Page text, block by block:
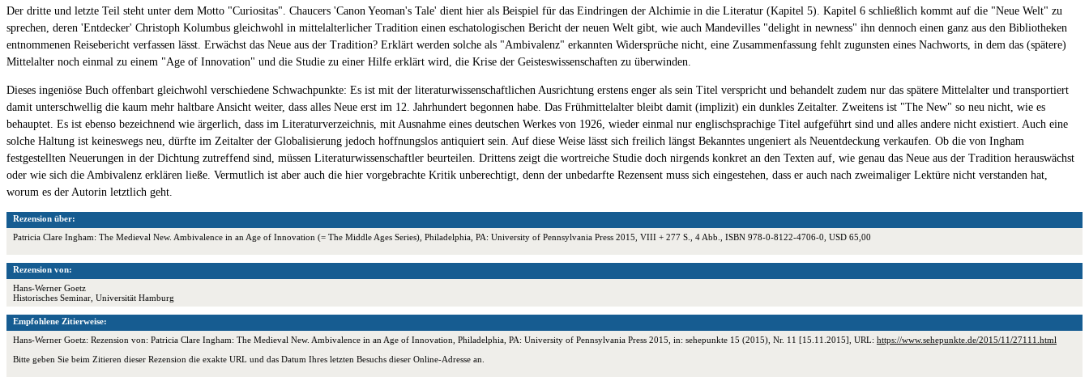
Der dritte und letzte Teil steht unter dem Motto "Curiositas". Chaucers 'Canon Yeoman's Tale' dient hier als Beispiel für das Eindringen der Alchimie in die Literatur (Kapitel 5). Kapitel 6 schließlich kommt auf die "Neue Welt" zu
sprechen, deren 'Entdecker' Christoph Kolumbus gleichwohl in mittelalterlicher Tradition einen eschatologischen Bericht der neuen Welt gibt, wie auch Mandevilles "delight in newness" ihn dennoch einen ganz aus den Bibliotheken
entnommenen Reisebericht verfassen lässt. Erwächst das Neue aus der Tradition? Erklärt werden solche als "Ambivalenz" erkannten Widersprüche nicht, eine Zusammenfassung fehlt zugunsten eines Nachworts, in dem das (spätere)
Mittelalter noch einmal zu einem "Age of Innovation" und die Studie zu einer Hilfe erklärt wird, die Krise der Geisteswissenschaften zu überwinden.
Dieses ingeniöse Buch offenbart gleichwohl verschiedene Schwachpunkte: Es ist mit der literaturwissenschaftlichen Ausrichtung erstens enger als sein Titel verspricht und behandelt zudem nur das spätere Mittelalter und transportiert
damit unterschwellig die kaum mehr haltbare Ansicht weiter, dass alles Neue erst im 12. Jahrhundert begonnen habe. Das Frühmittelalter bleibt damit (implizit) ein dunkles Zeitalter. Zweitens ist "The New" so neu nicht, wie es
behauptet. Es ist ebenso bezeichnend wie ärgerlich, dass im Literaturverzeichnis, mit Ausnahme eines deutschen Werkes von 1926, wieder einmal nur englischsprachige Titel aufgeführt sind und alles andere nicht existiert. Auch eine
solche Haltung ist keineswegs neu, dürfte im Zeitalter der Globalisierung jedoch hoffnungslos antiquiert sein. Auf diese Weise lässt sich freilich längst Bekanntes ungeniert als Neuentdeckung verkaufen. Ob die von Ingham
festgestellten Neuerungen in der Dichtung zutreffend sind, müssen Literaturwissenschaftler beurteilen. Drittens zeigt die wortreiche Studie doch nirgends konkret an den Texten auf, wie genau das Neue aus der Tradition herauswächst
oder wie sich die Ambivalenz erklären ließe. Vermutlich ist aber auch die hier vorgebrachte Kritik unberechtigt, denn der unbedarfte Rezensent muss sich eingestehen, dass er auch nach zweimaliger Lektüre nicht verstanden hat,
worum es der Autorin letztlich geht.
Rezension über:
Patricia Clare Ingham: The Medieval New. Ambivalence in an Age of Innovation (= The Middle Ages Series), Philadelphia, PA: University of Pennsylvania Press 2015, VIII + 277 S., 4 Abb., ISBN 978-0-8122-4706-0, USD 65,00
Rezension von:
Hans-Werner Goetz
Historisches Seminar, Universität Hamburg
Empfohlene Zitierweise:
Hans-Werner Goetz: Rezension von: Patricia Clare Ingham: The Medieval New. Ambivalence in an Age of Innovation, Philadelphia, PA: University of Pennsylvania Press 2015, in: sehepunkte 15 (2015), Nr. 11 [15.11.2015], URL: https://www.sehepunkte.de/2015/11/27111.html
Bitte geben Sie beim Zitieren dieser Rezension die exakte URL und das Datum Ihres letzten Besuchs dieser Online-Adresse an.